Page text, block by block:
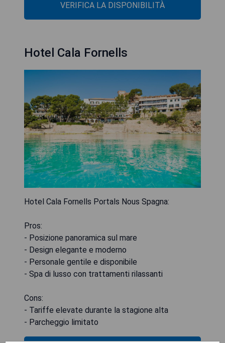
VERIFICA LA DISPONIBILITÀ
Hotel Cala Fornells
Hotel Cala Fornells Portals Nous Spagna:
Pros:
- Posizione panoramica sul mare
- Design elegante e moderno
- Personale gentile e disponibile
- Spa di lusso con trattamenti rilassanti
Cons:
- Tariffe elevate durante la stagione alta
- Parcheggio limitato